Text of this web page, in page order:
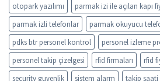
otopark yazılımı
parmak izi ile açılan kapı
parmak izli telefonlar
parmak okuyucu
pdks btr personel kontrol
personel izleme
personel takip çizelgesi
rfid firmaları rfid
security guvenlik
sistem alarm takip saati